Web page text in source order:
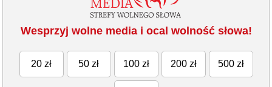
Wesprzyj wolne media i ocal wolność słowa!
20 zł 50 zł 100 zł 200 zł 500 zł